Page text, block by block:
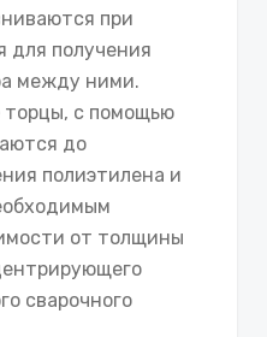
при
для получения
между ними.
торцы, с помощью
до
полиэтилена и
от толщины
сварочного